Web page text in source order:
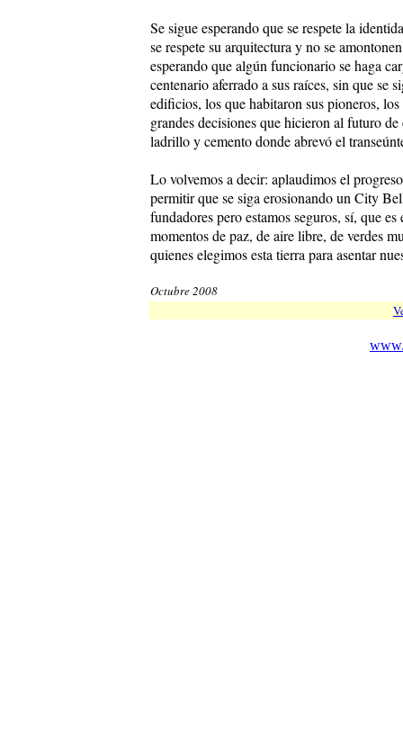
Se sigue esperando que se respete la
se respete su arquitectura y no se
esperando que algún funcionario se haga
centenario aferrado a sus raíces, sin que se
edificios, los que habitaron sus pioneros,
grandes decisiones que hicieron al futuro
ladrillo y cemento donde abrevó el
Lo volvemos a decir: aplaudimos el
permitir que se siga erosionando un City
fundadores pero estamos seguros, sí, que
momentos de paz, de aire libre, de verdes
quienes elegimos esta tierra para asentar
Octubre 2008